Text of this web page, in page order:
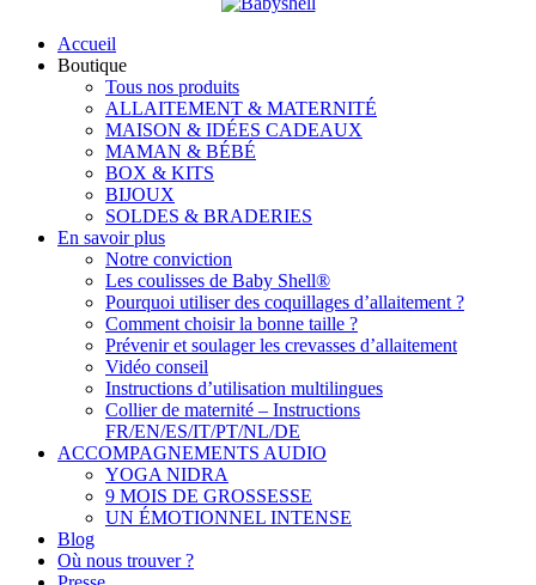
Accueil
Boutique
Tous nos produits
ALLAITEMENT & MATERNITÉ
MAISON & IDÉES CADEAUX
MAMAN & BÉBÉ
BOX & KITS
BIJOUX
SOLDES & BRADERIES
En savoir plus
Notre conviction
Les coulisses de Baby Shell®
Pourquoi utiliser des coquillages d’allaitement ?
Comment choisir la bonne taille ?
Prévenir et soulager les crevasses d’allaitement
Vidéo conseil
Instructions d’utilisation multilingues
Collier de maternité – Instructions
FR/EN/ES/IT/PT/NL/DE
ACCOMPAGNEMENTS AUDIO
YOGA NIDRA
9 MOIS DE GROSSESSE
UN ÉMOTIONNEL INTENSE
Blog
Où nous trouver ?